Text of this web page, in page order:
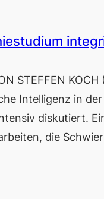
STEFFEN
Intelligenz in
diskutiert.
die